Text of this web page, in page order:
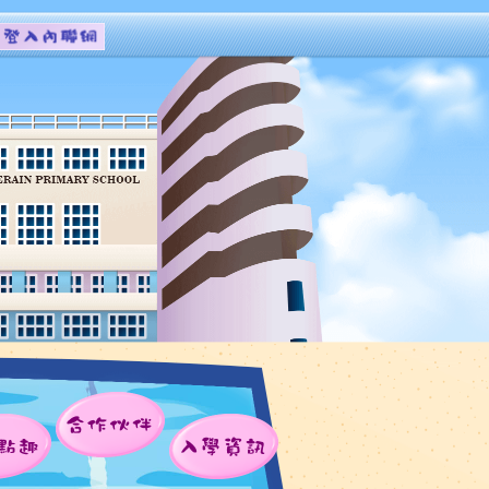
趣
合作伙伴
入學資訊